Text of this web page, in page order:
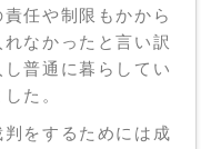
任や制限もかから
なかったと言い訳
普通に暮らしてい
た。
をするためには成